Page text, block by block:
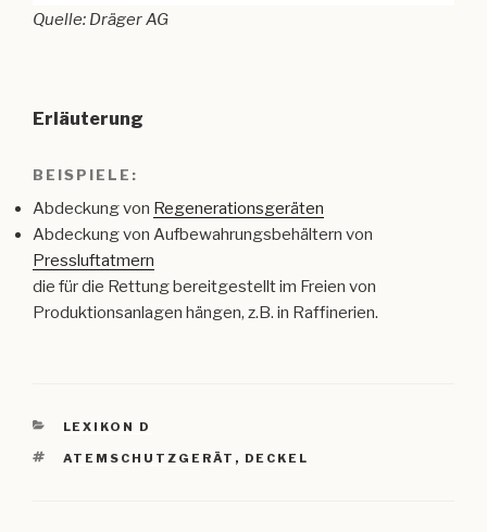
Quelle: Dräger AG
Erläuterung
BEISPIELE:
Abdeckung von Regenerationsgeräten
Abdeckung von Aufbewahrungsbehältern von
Pressluftatmern
die für die Rettung bereitgestellt im Freien von
Produktionsanlagen hängen, z.B. in Raffinerien.
KATEGORIEN
LEXIKON D
SCHLAGWÖRTER
ATEMSCHUTZGERÄT , DECKEL